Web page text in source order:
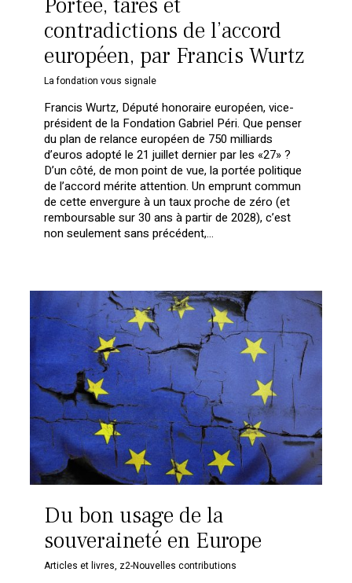
Portée, tares et
contradictions de l’accord
européen, par Francis Wurtz
La fondation vous signale
Francis Wurtz, Député honoraire européen, vice-
président de la Fondation Gabriel Péri. Que penser
du plan de relance européen de 750 milliards
d’euros adopté le 21 juillet dernier par les «27» ?
D’un côté, de mon point de vue, la portée politique
de l’accord mérite attention. Un emprunt commun
de cette envergure à un taux proche de zéro (et
remboursable sur 30 ans à partir de 2028), c’est
non seulement sans précédent,…
Du bon usage de la
souveraineté en Europe
Articles et livres, z2-Nouvelles contributions